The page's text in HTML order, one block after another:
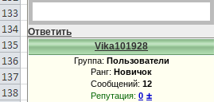
Ответить
Vika101928
Группа: Пользователи
Ранг: Новичок
Сообщений: 12
Репутация: 0 ±